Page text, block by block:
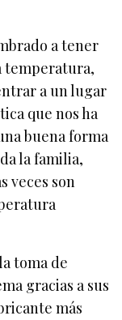
a tener
temperatura,
a un lugar
que nos ha
buena forma
la familia,
veces son
toma de
gracias a sus
más